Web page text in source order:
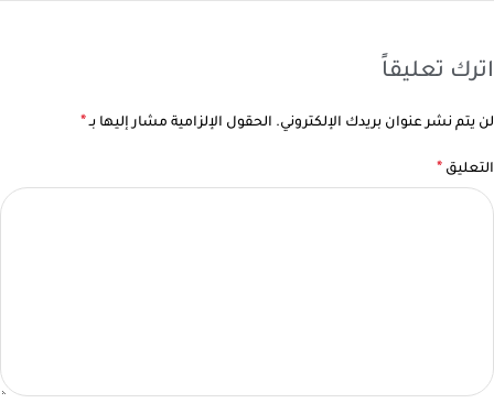
اترك تعليقاً
لن يتم نشر عنوان بريدك الإلكتروني. الحقول الإلزامية مشار إليها بـ*
التعليق *